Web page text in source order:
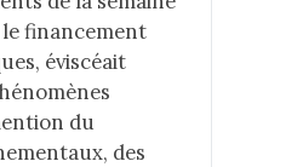
financement
éviscéait
du
des